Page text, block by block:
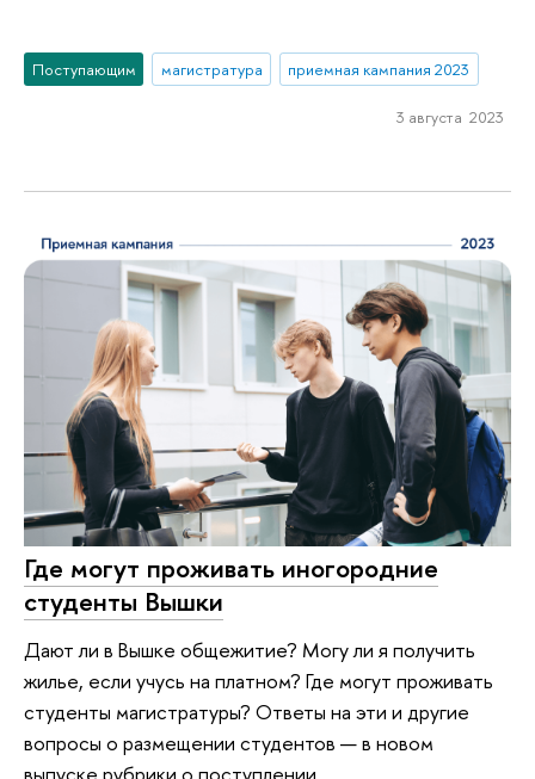
Поступающим магистратура приемная кампания 2023
3 августа 2023
Где могут проживать иногородние
студенты Вышки
Дают ли в Вышке общежитие? Могу ли я получить
жилье, если учусь на платном? Где могут проживать
студенты магистратуры? Ответы на эти и другие
вопросы о размещении студентов — в новом